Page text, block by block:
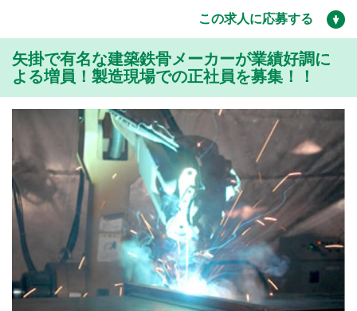
この求人に応募する
矢掛で有名な建築鉄骨メーカーが業績好調に
よる増員！製造現場での正社員を募集！！